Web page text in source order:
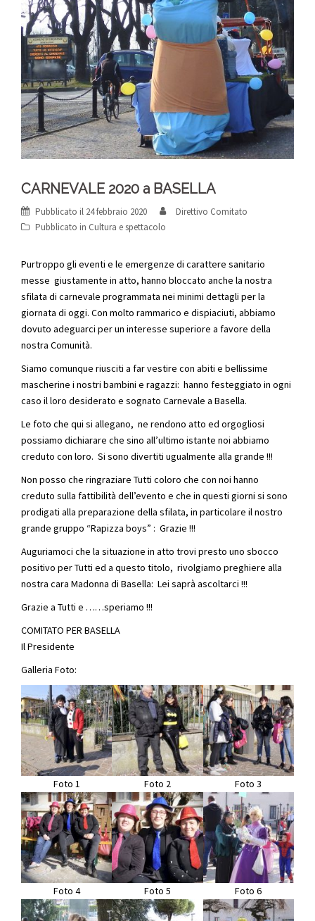
CARNEVALE 2020 a BASELLA
Pubblicato il 24 febbraio 2020
Direttivo Comitato
Pubblicato in Cultura e spettacolo
Purtroppo gli eventi e le emergenze di carattere sanitario
messe giustamente in atto, hanno bloccato anche la nostra
sfilata di carnevale programmata nei minimi dettagli per la
giornata di oggi. Con molto rammarico e dispiaciuti, abbiamo
dovuto adeguarci per un interesse superiore a favore della
nostra Comunità.
Siamo comunque riusciti a far vestire con abiti e bellissime
mascherine i nostri bambini e ragazzi: hanno festeggiato in ogni
caso il loro desiderato e sognato Carnevale a Basella.
Le foto che qui si allegano, ne rendono atto ed orgogliosi
possiamo dichiarare che sino all’ultimo istante noi abbiamo
creduto con loro. Si sono divertiti ugualmente alla grande !!!
Non posso che ringraziare Tutti coloro che con noi hanno
creduto sulla fattibilità dell’evento e che in questi giorni si sono
prodigati alla preparazione della sfilata, in particolare il nostro
grande gruppo “Rapizza boys” : Grazie !!!
Auguriamoci che la situazione in atto trovi presto uno sbocco
positivo per Tutti ed a questo titolo, rivolgiamo preghiere alla
nostra cara Madonna di Basella: Lei saprà ascoltarci !!!
Grazie a Tutti e ……speriamo !!!
COMITATO PER BASELLA
Il Presidente
Galleria Foto:
Foto 1 Foto 2 Foto 3
Foto 4 Foto 5 Foto 6